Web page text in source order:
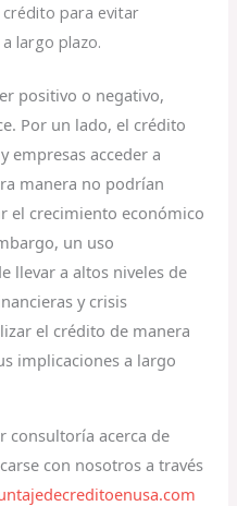
para evitar
largo plazo.
positivo o negativo,
Por un lado, el crédito
empresas acceder a
manera no podrían
el crecimiento económico
un uso
llevar a altos niveles de
y crisis
el crédito de manera
implicaciones a largo
consultoría acerca de
con nosotros a través